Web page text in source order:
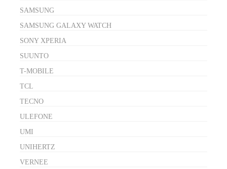
SAMSUNG
SAMSUNG GALAXY WATCH
SONY XPERIA
SUUNTO
T-MOBILE
TCL
TECNO
ULEFONE
UMI
UNIHERTZ
VERNEE